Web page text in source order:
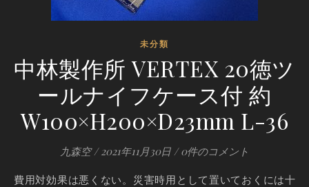
未分類
中林製作所 VERTEX 20徳ツ
ールナイフケース付 約
W100×H200×D23mm L-36
九森空 / 2021年11月30日 / 0件のコメント
費用対効果は悪くない。災害時用として置いておくには十